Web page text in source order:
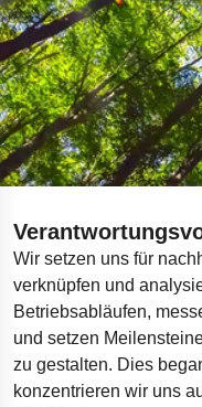
Wir setzen uns für
verknüpfen und
Betriebsabläufen,
und setzen
zu gestalten. Dies
konzentrieren wir uns